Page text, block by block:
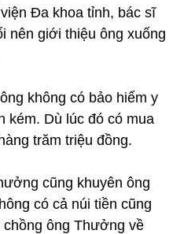
Đa khoa tỉnh, bác sĩ
nên giới thiệu ông xuống
không có bảo hiểm y
kém. Dù lúc đó có mua
trăm triệu đồng.
cũng khuyên ông
có cả núi tiền cũng
ông Thưởng về